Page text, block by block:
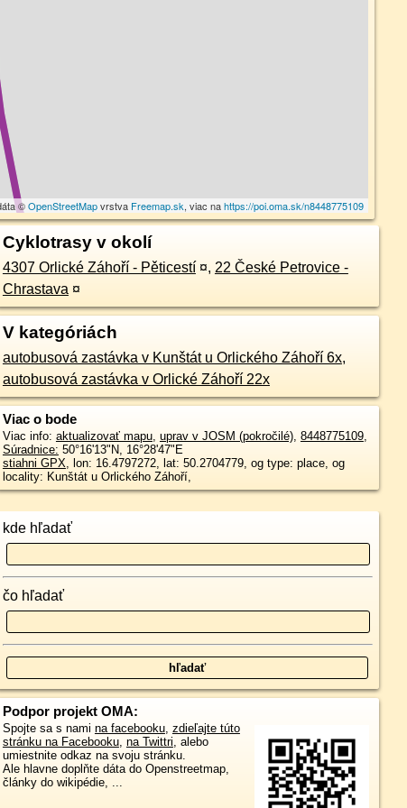
©OpenStreetMapvrstva Freemap.sk, viac nahttps://poi.oma.sk/n8448775109
Cyklotrasy v okolí
4307 Orlické Záhoří - Pěticestí ¤, 22 České Petrovice -
Chrastava ¤
V kategóriách
autobusová zastávka v Kunštát u Orlického Záhoří 6x,
autobusová zastávka v Orlické Záhoří 22x
Viac o bode
Viac info: aktualizovať mapu, uprav v JOSM (pokročilé), 8448775109,
Súradnice: 50°16'13"N, 16°28'47"E
stiahni GPX, lon: 16.4797272, lat: 50.2704779, og type: place, og
locality: Kunštát u Orlického Záhoří,
kde hľadať
čo hľadať
Podpor projekt OMA:
Spojte sa s nami na facebooku, zdieľajte túto
stránku na Facebooku, na Twittri, alebo
umiestnite odkaz na svoju stránku.
Ale hlavne doplňte dáta do Openstreetmap,
články do wikipédie, ...